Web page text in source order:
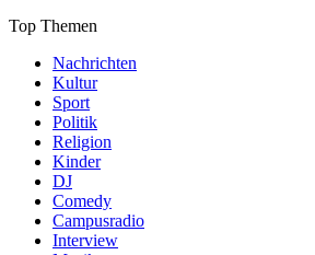
Top Themen
Nachrichten
Kultur
Sport
Politik
Religion
Kinder
DJ
Comedy
Campusradio
Interview